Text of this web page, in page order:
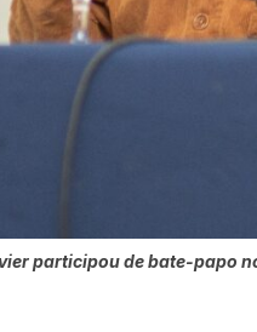
participou de bate-papo